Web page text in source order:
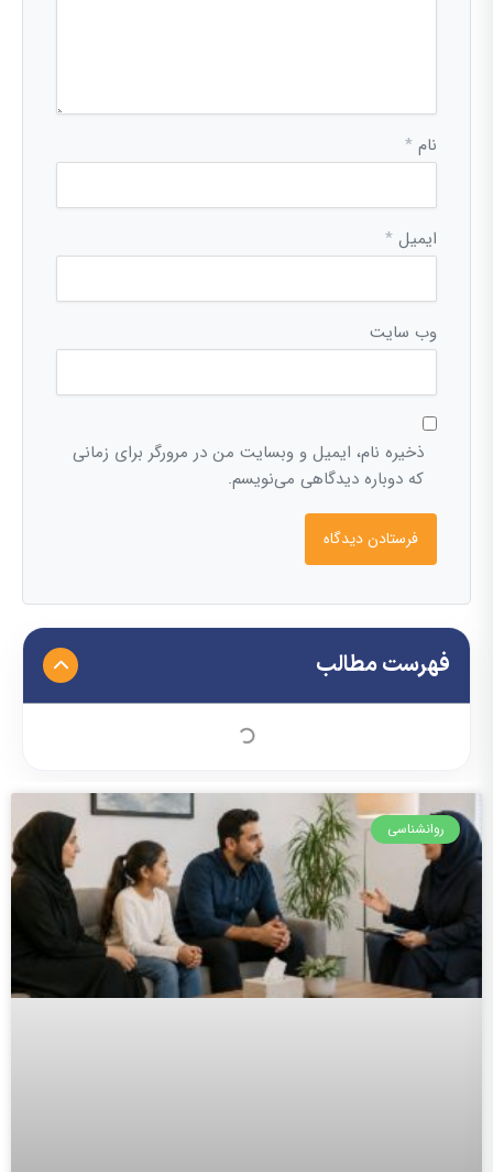
نام *
ایمیل *
وب‌ سایت
ذخیره نام، ایمیل و وبسایت من در مرورگر برای زمانی
که دوباره دیدگاهی می‌نویسم.
فهرست مطالب
روانشناسی